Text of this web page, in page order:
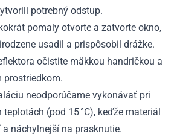
potrebný odstup.
pomaly otvorte a zatvorte okno,
usadil a prispôsobil drážke.
očistite mäkkou handričkou a
prostriedkom.
neodporúčame vykonávať pri
(pod 15 °C), keďže materiál
náchylnejší na prasknutie.